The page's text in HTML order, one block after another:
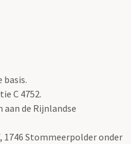
basis.
C 4752.
aan de Rijnlandse
1746 Stommeerpolder onder